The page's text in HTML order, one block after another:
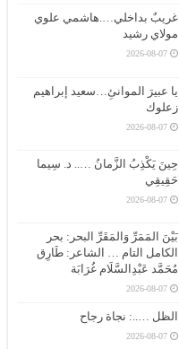
غريبٌ بداخلي….هاشمي علوي
مولاي رشيد
2026-08-07
يا عبيرَ الموانئِ…سعيد إبراهيم
زعلوك
2026-08-07
حِينَ يَكْذِبُ الزَّمانُ ….. د. سِيما
حَقِيقِي
2026-08-07
بَيْنَ المَمَرِّ وَالمَقَرِّ البحر: بحر
الكامل التام … الشاعر: طَارِق
مُحَمَّد عَبْدِالسَّلَام غُرَابَة
2026-08-07
الظل …..: نجاة رجاح
2026-08-07